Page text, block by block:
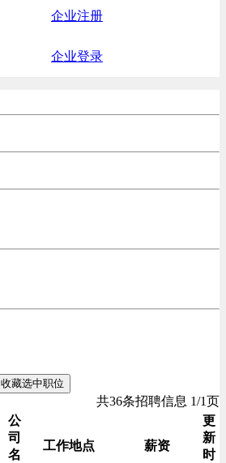
企业注册
企业登录
收藏选中职位
共36条招聘信息 1/1页
公
司
名
工作地点 薪资
更
新
时